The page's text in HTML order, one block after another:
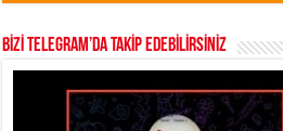
BİZİ TELEGRAM’DA TAKİP EDEBİLİRSİNİZ